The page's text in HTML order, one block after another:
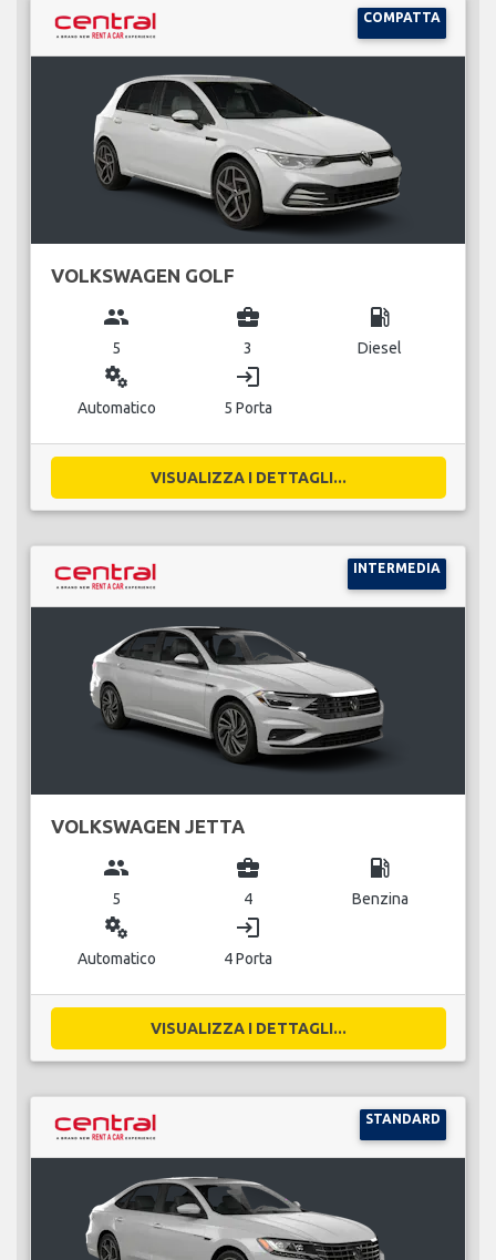
COMPATTA
VOLKSWAGEN GOLF
group
5
business_center
3
local_gas_station
Diesel
miscellaneous_services
Automatico
login
5 Porta
VISUALIZZA I DETTAGLI...
INTERMEDIA
VOLKSWAGEN JETTA
group
5
business_center
4
local_gas_station
Benzina
miscellaneous_services
Automatico
login
4 Porta
VISUALIZZA I DETTAGLI...
STANDARD